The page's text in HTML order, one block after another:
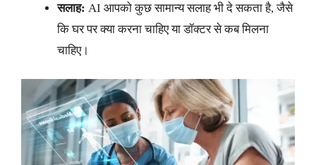
सलाह: AI आपको कुछ सामान्य सलाह भी दे सकता है, जैसे
कि घर पर क्या करना चाहिए या डॉक्टर से कब मिलना
चाहिए।